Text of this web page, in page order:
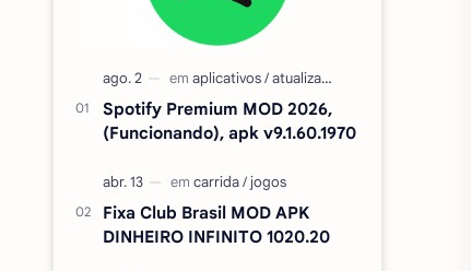
Spotify Premium MOD 2026,
(Funcionando), apk v9.1.60.1970
Fixa Club Brasil MOD APK
DINHEIRO INFINITO 1020.20